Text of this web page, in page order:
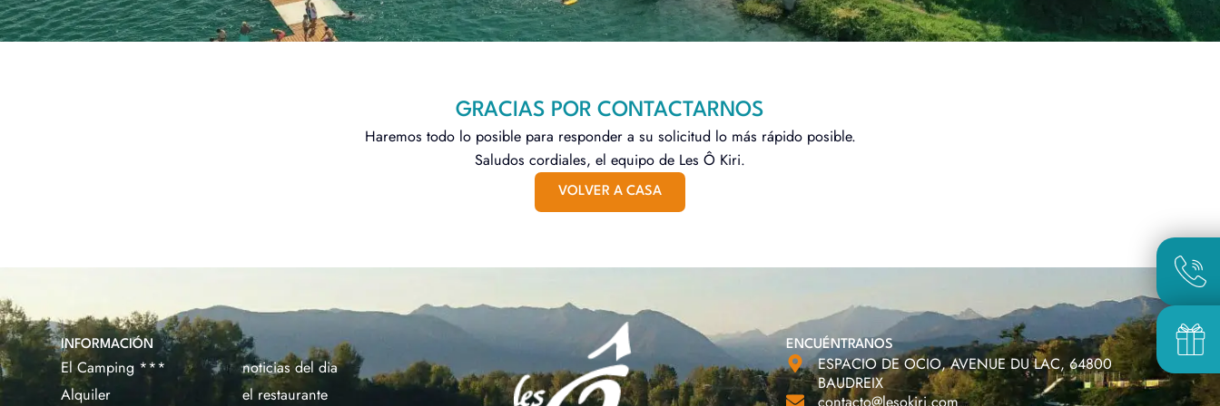
GRACIAS POR CONTACTARNOS
Haremos todo lo posible para responder a su solicitud lo más rápido posible.
Saludos cordiales, el equipo de Les Ô Kiri.
VOLVER A CASA
INFORMACIÓN
El Camping ***
Alquiler
noticias del dia
el restaurante
ENCUÉNTRANOS
ESPACIO DE OCIO, AVENUE DU LAC, 64800
BAUDREIX